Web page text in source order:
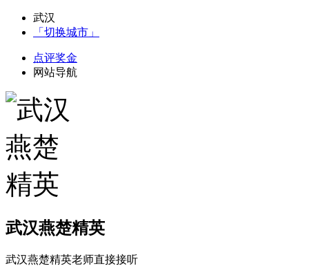
武汉
「切换城市」
点评奖金
网站导航
武汉燕楚精英
武汉燕楚精英老师直接接听